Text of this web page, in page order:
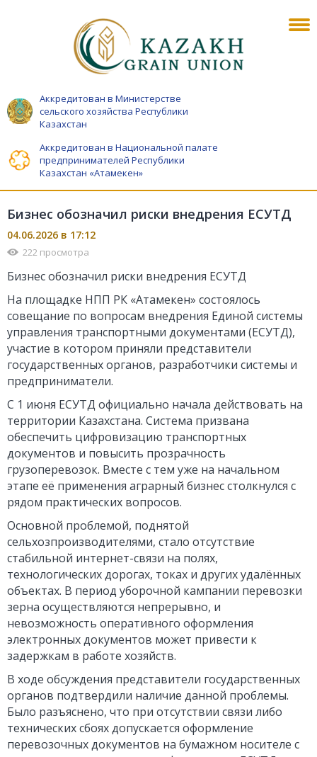
Аккредитован в Министерстве
сельского хозяйства Республики
Казахстан
Аккредитован в Национальной палате
предпринимателей Республики
Казахстан «Атамекен»
Бизнес обозначил риски внедрения ЕСУТД
04.06.2026 в 17:12
222 просмотра
Бизнес обозначил риски внедрения ЕСУТД
На площадке НПП РК «Атамекен» состоялось
совещание по вопросам внедрения Единой системы
управления транспортными документами (ЕСУТД),
участие в котором приняли представители
государственных органов, разработчики системы и
предприниматели.
С 1 июня ЕСУТД официально начала действовать на
территории Казахстана. Система призвана
обеспечить цифровизацию транспортных
документов и повысить прозрачность
грузоперевозок. Вместе с тем уже на начальном
этапе её применения аграрный бизнес столкнулся с
рядом практических вопросов.
Основной проблемой, поднятой
сельхозпроизводителями, стало отсутствие
стабильной интернет-связи на полях,
технологических дорогах, токах и других удалённых
объектах. В период уборочной кампании перевозки
зерна осуществляются непрерывно, и
невозможность оперативного оформления
электронных документов может привести к
задержкам в работе хозяйств.
В ходе обсуждения представители государственных
органов подтвердили наличие данной проблемы.
Было разъяснено, что при отсутствии связи либо
технических сбоях допускается оформление
перевозочных документов на бумажном носителе с